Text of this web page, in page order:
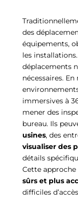
des
équipements,
les
déplacements
nécessaires.
immersives à
mener des
bureau. Ils
usines, des
visualiser des
détails
Cette approche
sûrs et plus
difficiles